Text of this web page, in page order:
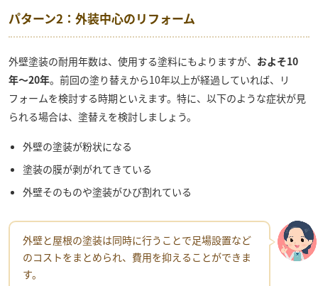
パターン2：外装中心のリフォーム
外壁塗装の耐用年数は、使用する塗料にもよりますが、 およそ10
年〜20年。前回の塗り替えから10年以上が経過していれば、リ
フォームを検討する時期といえます。特に、以下のような症状が見
られる場合は、塗替えを検討しましょう。
外壁の塗装が粉状になる
塗装の膜が剥がれてきている
外壁そのものや塗装がひび割れている
外壁と屋根の塗装は同時に行うことで足場設置など
のコストをまとめられ、費用を抑えることができま
す。